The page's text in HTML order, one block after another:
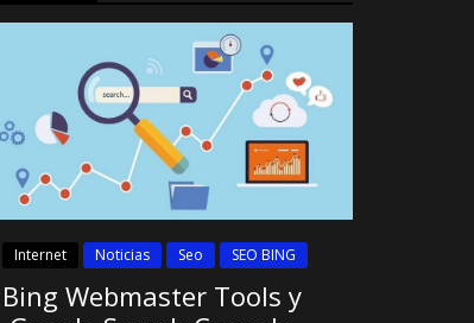
Internet Noticias Seo SEO BING
Bing Webmaster Tools y